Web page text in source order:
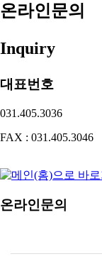
온라인문의
Inquiry
대표번호
031.405.3036
FAX : 031.405.3046
온라인문의